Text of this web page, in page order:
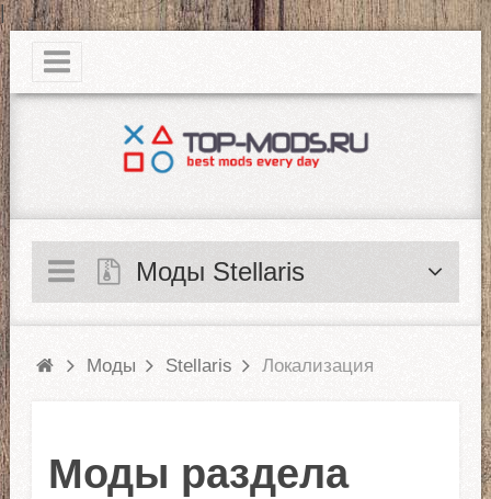
|
Моды Stellaris
Моды Stellaris Локализация
Моды раздела